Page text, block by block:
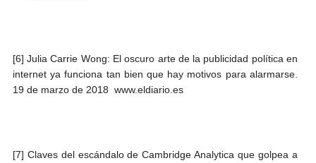
[6] Julia Carrie Wong: El oscuro arte de la publicidad política en
internet ya funciona tan bien que hay motivos para alarmarse.
19 de marzo de 2018 www.eldiario.es
[7] Claves del escándalo de Cambridge Analytica que golpea a